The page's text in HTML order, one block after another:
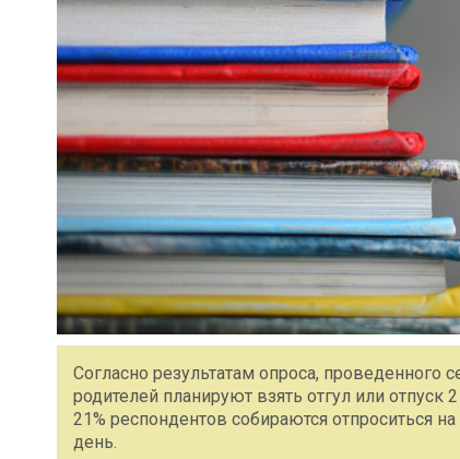
Согласно результатам опроса, проведенного
родителей планируют взять отгул или
21% респондентов собираются отпроситься
день.